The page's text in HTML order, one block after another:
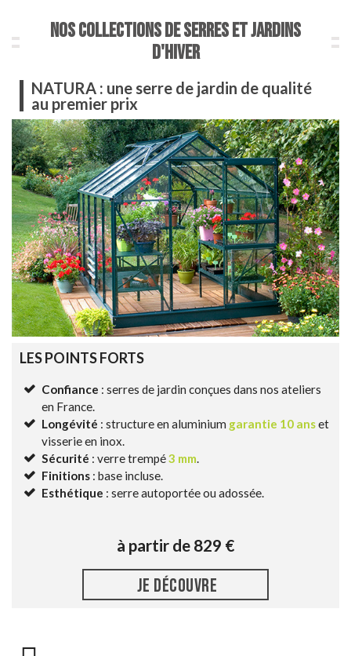
NOS COLLECTIONS DE SERRES ET JARDINS
D'HIVER
NATURA : une serre de jardin de qualité
au premier prix
LES POINTS FORTS
Confiance : serres de jardin conçues dans nos ateliers
en France.
Longévité : structure en aluminium garantie 10 anset
visserie en inox.
Sécurité : verre trempé3 mm.
Finitions : base incluse.
Esthétique : serre autoportée ou adossée.
à partir de 829 €
JE DÉCOUVRE